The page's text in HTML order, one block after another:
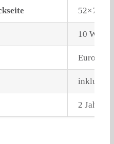
52×74
10
inklusive
2 Jahre,